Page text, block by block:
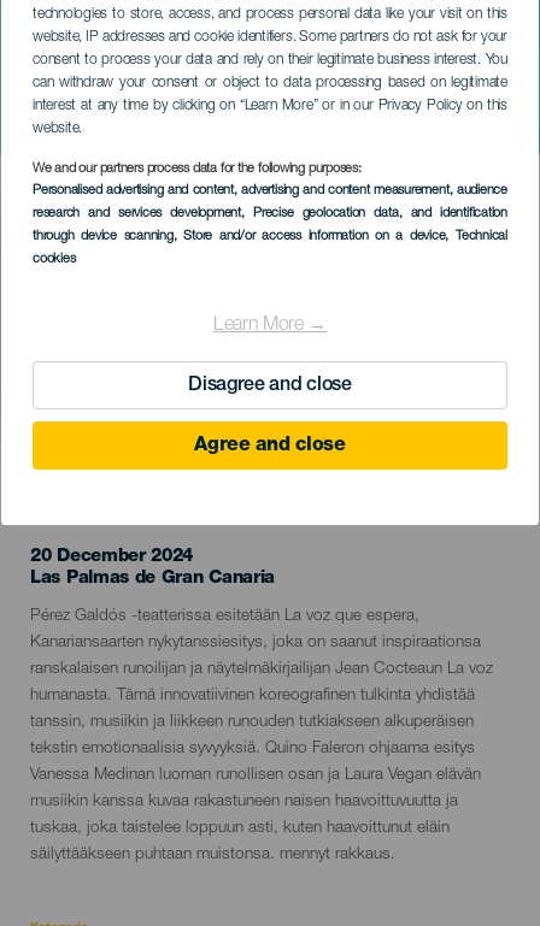
technologies to store, access, and process personal data like your visit on this
website, IP addresses and cookie identifiers. Some partners do not ask for your
consent to process your data and rely on their legitimate business interest. You
can withdraw your consent or object to data processing based on legitimate
interest at any time by clicking on “Learn More” or in our Privacy Policy on this
website.
We and our partners process data for the following purposes:
Personalised advertising and content, advertising and content measurement, audience
research and services development, Precise geolocation data, and identification
through device scanning, Store and/or access information on a device, Technical
cookies
Learn More →
Disagree and close
Agree and close
La voz que espera
GRAN CANARIA
Imagen
Listado
20 December 2024
Localidad
Las Palmas de Gran Canaria
Descripción
del
evento
Pérez Galdós -teatterissa esitetään La voz que espera,
Kanariansaarten nykytanssiesitys, joka on saanut inspiraationsa
ranskalaisen runoilijan ja näytelmäkirjailijan Jean Cocteaun La voz
humanasta. Tämä innovatiivinen koreografinen tulkinta yhdistää
tanssin, musiikin ja liikkeen runouden tutkiakseen alkuperäisen
tekstin emotionaalisia syvyyksiä. Quino Faleron ohjaama esitys
Vanessa Medinan luoman runollisen osan ja Laura Vegan elävän
musiikin kanssa kuvaa rakastuneen naisen haavoittuvuutta ja
tuskaa, joka taistelee loppuun asti, kuten haavoittunut eläin
säilyttääkseen puhtaan muistonsa. mennyt rakkaus.